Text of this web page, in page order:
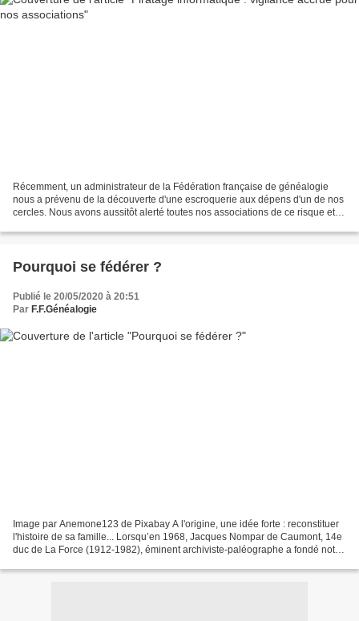
Récemment, un administrateur de la Fédération française de généalogie
nous a prévenu de la découverte d'une escroquerie aux dépens d'un de nos
cercles. Nous avons aussitôt alerté toutes nos associations de ce risque et
Pourquoi se fédérer ?
Publié le 20/05/2020 à 20:51
Par F.F.Généalogie
Image par Anemone123 de Pixabay A l'origine, une idée forte : reconstituer
l'histoire de sa famille... Lorsqu’en 1968, Jacques Nompar de Caumont, 14e
duc de La Force (1912-1982), éminent archiviste-paléographe a fondé notre